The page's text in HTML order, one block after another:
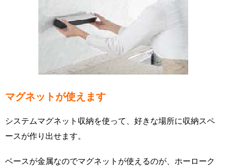
マグネットが使えます
システムマグネット収納を使って、好きな場所に収納スペ
ースが作り出せます。
ベースが金属なのでマグネットが使えるのが、ホーローク